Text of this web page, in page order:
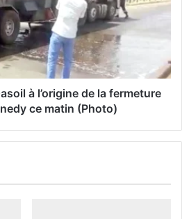
à l’origine de la fermeture
ce matin (Photo)